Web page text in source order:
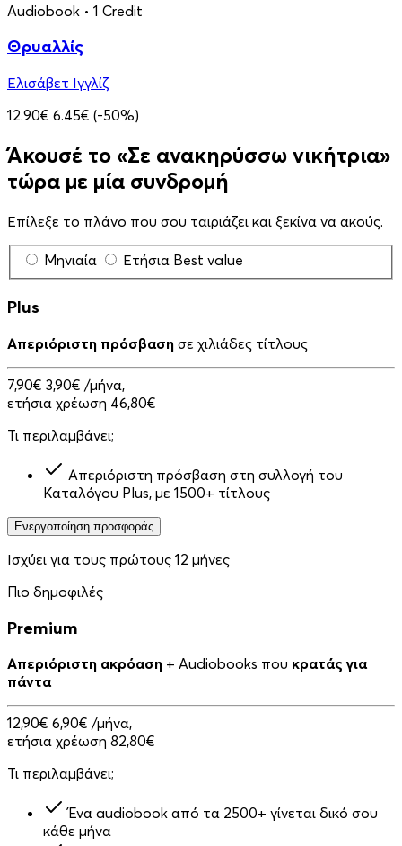
Audiobook • 1 Credit
Θρυαλλίς
Ελισάβετ Ιγγλίζ
12.90€ 6.45€ (-50%)
Άκουσέ το «Σε ανακηρύσσω νικήτρια»
τώρα με μία συνδρομή
Επίλεξε το πλάνο που σου ταιριάζει και ξεκίνα να ακούς.
Μηνιαία Ετήσια Best value
Plus
Απεριόριστη πρόσβαση σε χιλιάδες τίτλους
7,90€ 3,90€ /μήνα,
ετήσια χρέωση 46,80€
Τι περιλαμβάνει;
Απεριόριστη πρόσβαση στη συλλογή του
Καταλόγου Plus, με 1500+ τίτλους
Ενεργοποίηση προσφοράς
Ισχύει για τους πρώτους 12 μήνες
Πιο δημοφιλές
Premium
Απεριόριστη ακρόαση + Audiobooks που κρατάς για
πάντα
12,90€ 6,90€ /μήνα,
ετήσια χρέωση 82,80€
Τι περιλαμβάνει;
Ένα audiobook από τα 2500+ γίνεται δικό σου
κάθε μήνα